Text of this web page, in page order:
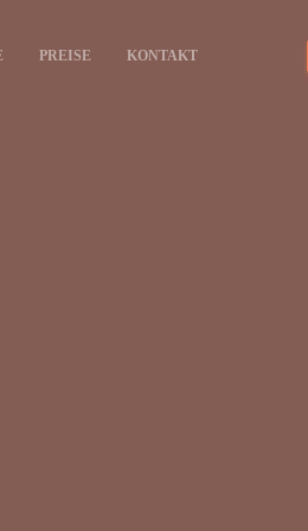
PREISE KONTAKT